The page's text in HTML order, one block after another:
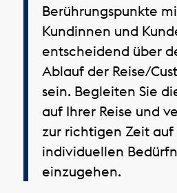
Berührungspunkte
Kundinnen und
entscheidend über
Ablauf der Reise/
sein. Begleiten Sie
auf Ihrer Reise und
zur richtigen Zeit auf
individuellen
einzugehen.